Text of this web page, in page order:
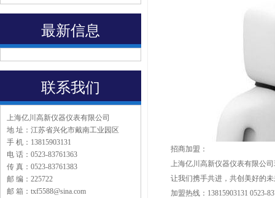
最新信息
联系我们
上海亿川高新仪器仪表有限公司
地 址：江苏省兴化市戴南工业园区
手 机：13815903131
电 话：0523-83761363
传 真：0523-83761383
邮 编：225722
邮 箱：txf5588@sina.com
招商加盟：
上海亿川高新仪器仪表有限公司
让我们携手共进，共创美好的未
加盟热线：13815903131 0523-